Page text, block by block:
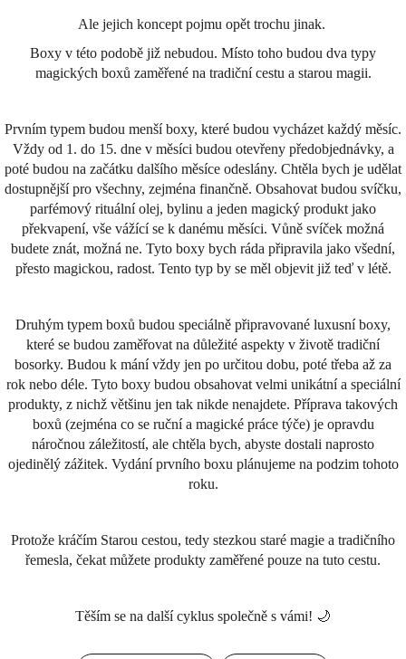
Ale jejich koncept pojmu opět trochu jinak.
Boxy v této podobě již nebudou. Místo toho budou dva typy
magických boxů zaměřené na tradiční cestu a starou magii.
Prvním typem budou menší boxy, které budou vycházet každý měsíc.
Vždy od 1. do 15. dne v měsíci budou otevřeny předobjednávky, a
poté budou na začátku dalšího měsíce odeslány. Chtěla bych je udělat
dostupnější pro všechny, zejména finančně. Obsahovat budou svíčku,
parfémový rituální olej, bylinu a jeden magický produkt jako
překvapení, vše vážící se k danému měsíci. Vůně svíček možná
budete znát, možná ne. Tyto boxy bych ráda připravila jako všední,
přesto magickou, radost. Tento typ by se měl objevit již teď v létě.
Druhým typem boxů budou speciálně připravované luxusní boxy,
které se budou zaměřovat na důležité aspekty v životě tradiční
bosorky. Budou k mání vždy jen po určitou dobu, poté třeba až za
rok nebo déle. Tyto boxy budou obsahovat velmi unikátní a speciální
produkty, z nichž většinu jen tak nikde nenajdete. Příprava takových
boxů (zejména co se ruční a magické práce týče) je opravdu
náročnou záležitostí, ale chtěla bych, abyste dostali naprosto
ojedinělý zážitek. Vydání prvního boxu plánujeme na podzim tohoto
roku.
Protože kráčím Starou cestou, tedy stezkou staré magie a tradičního
řemesla, čekat můžete produkty zaměřené pouze na tuto cestu.
Těším se na další cyklus společně s vámi! 🌙